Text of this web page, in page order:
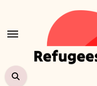
springen